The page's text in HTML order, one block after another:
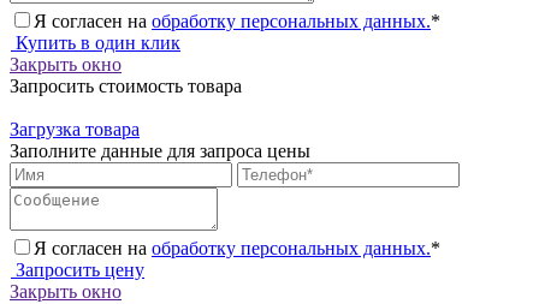
Я согласен на обработку персональных данных.*
Купить в один клик
Закрыть окно
Запросить стоимость товара
Загрузка товара
Заполните данные для запроса цены
Я согласен на обработку персональных данных.*
Запросить цену
Закрыть окно